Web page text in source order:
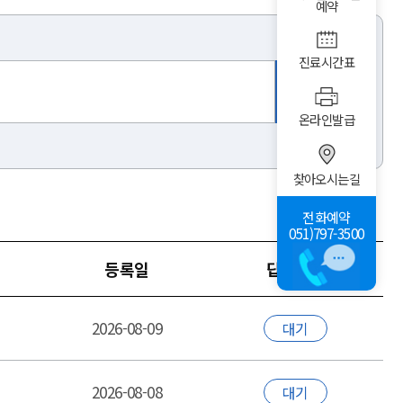
등록일 답변여부
2026-08-09 대기
2026-08-08 대기
예약
진료시간표
온라인발급
찾아오시는길
전화예약
051)797-3500